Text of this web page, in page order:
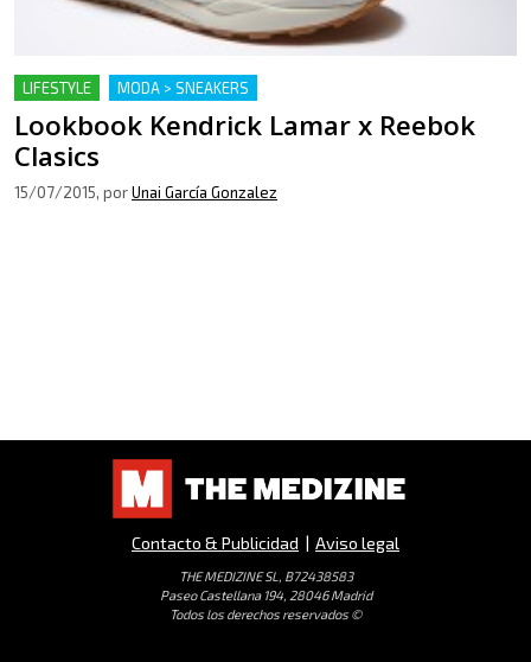
LIFESTYLE MODA > SNEAKERS
Lookbook Kendrick Lamar x Reebok
Clasics
15/07/2015, porUnai García Gonzalez
Contacto & Publicidad | Aviso legal
THE MEDIZINE SL, B72438583
Paseo Castellana 194, 28046 Madrid
Todos los derechos reservados ©